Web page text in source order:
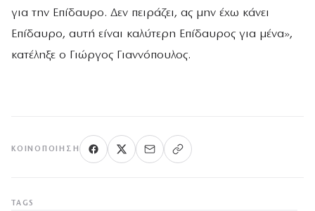
για την Επίδαυρο. Δεν πειράζει, ας μην έχω κάνει
Επίδαυρο, αυτή είναι καλύτερη Επίδαυρος για μένα»,
κατέληξε ο Γιώργος Γιαννόπουλος.
ΚΟΙΝΟΠΟΊΗΣΗ
TAGS